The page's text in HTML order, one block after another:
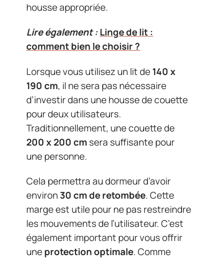
housse appropriée.
Lire également :Linge de lit :
comment bien le choisir ?
Lorsque vous utilisez un lit de140 x
190 cm, il ne sera pas nécessaire
d’investir dans une housse de couette
pour deux utilisateurs.
Traditionnellement, une couette de
200 x 200 cm sera suffisante pour
une personne.
Cela permettra au dormeur d’avoir
environ30 cm de retombée. Cette
marge est utile pour ne pas restreindre
les mouvements de l’utilisateur. C’est
également important pour vous offrir
uneprotection optimale. Comme